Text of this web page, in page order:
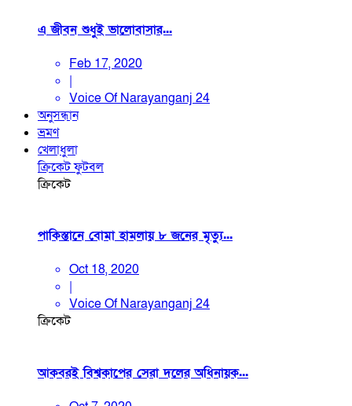
এ জীবন শুধুই ভালোবাসার...
Feb 17, 2020
|
Voice Of Narayanganj 24
অনুসন্ধান
ভ্রমণ
খেলাধুলা
ক্রিকেটফুটবল
ক্রিকেট
পাকিস্তানে বোমা হামলায় ৮ জনের মৃত্যু...
Oct 18, 2020
|
Voice Of Narayanganj 24
ক্রিকেট
আকবরই বিশ্বকাপের সেরা দলের অধিনায়ক...